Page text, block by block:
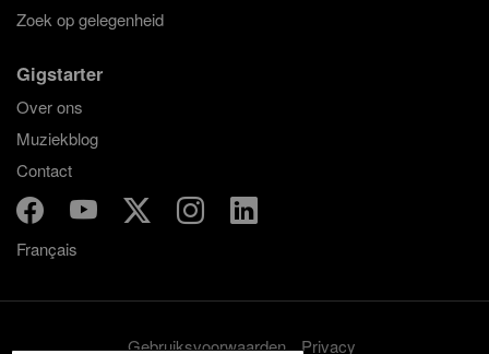
Zoek op gelegenheid
Gigstarter
Over ons
Muziekblog
Contact
Français
Gebruiksvoorwaarden Privacy